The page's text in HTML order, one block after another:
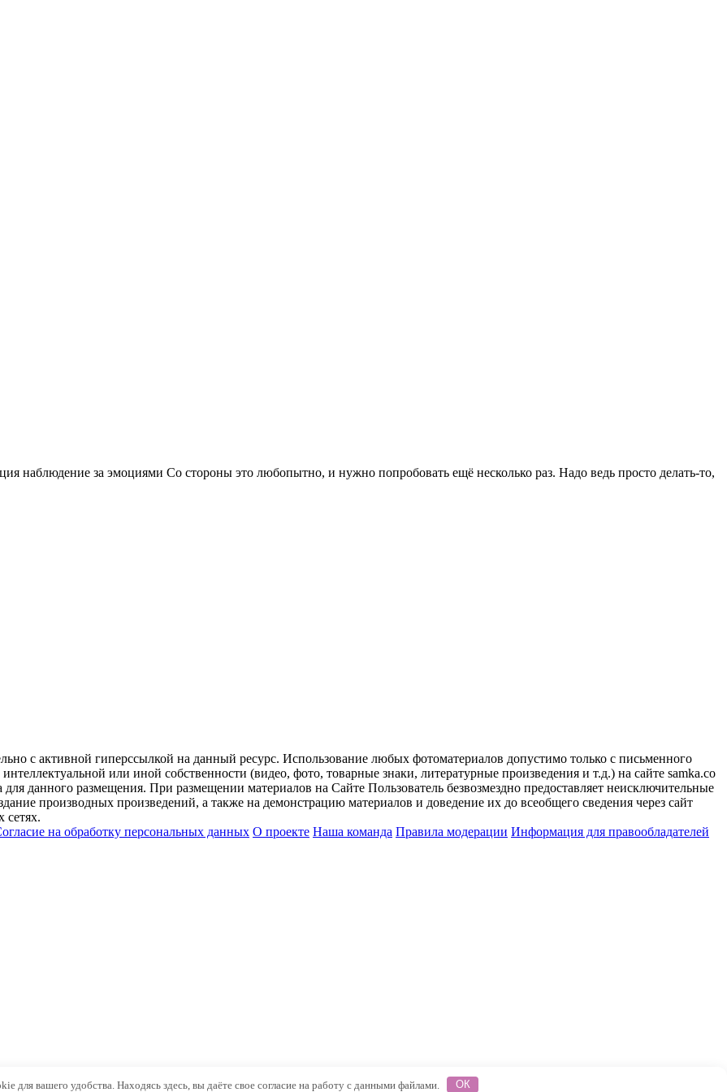
наблюдение за эмоциями Со стороны это любопытно, и нужно попробовать ещё несколько раз. Надо ведь просто делать-то,
с активной гиперссылкой на данный ресурс. Использование любых фотоматериалов допустимо только с письменного
или иной собственности (видео, фото, товарные знаки, литературные произведения и т.д.) на сайте samka.co
данного размещения. При размещении материалов на Сайте Пользователь безвозмездно предоставляет неисключительные
производных произведений, а также на демонстрацию материалов и доведение их до всеобщего сведения через сайт
сетях.
на обработку персональных данных О проекте Наша команда Правила модерации Информация для правообладателей
для вашего удобства. Находясь здесь, вы даёте свое согласие на работу с данными файлами. ОК